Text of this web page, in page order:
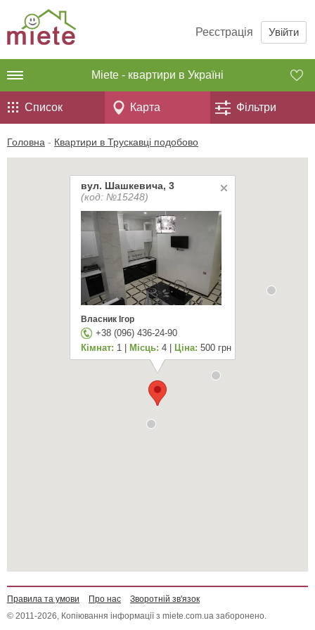
Реєстрація Увійти
Miete - квартири в Україні
Список Карта Фільтри
Головна - Квартири в Трускавці подобово
вул. Шашкевича, 3
(код: №15248)
Власник Ігор
+38 (096) 436-24-90
Кімнат: 1 | Місць: 4 | Ціна: 500 грн
Правила та умови Про нас
Зворотній зв'язок
© 2011-2026, Копіювання інформації з miete.com.ua заборонено.